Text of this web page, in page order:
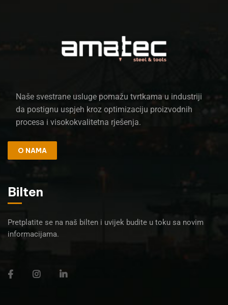
Naše svestrane usluge pomažu tvrtkama u industriji
da postignu uspjeh kroz optimizaciju proizvodnih
procesa i visokokvalitetna rješenja.
O NAMA
Bilten
Pretplatite se na naš bilten i uvijek budite u toku sa novim
informacijama.